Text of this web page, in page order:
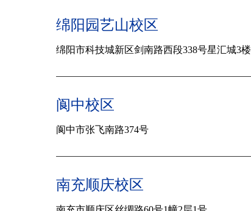
绵阳园艺山校区
绵阳市科技城新区剑南路西段338号星汇城3楼
阆中校区
阆中市张飞南路374号
南充顺庆校区